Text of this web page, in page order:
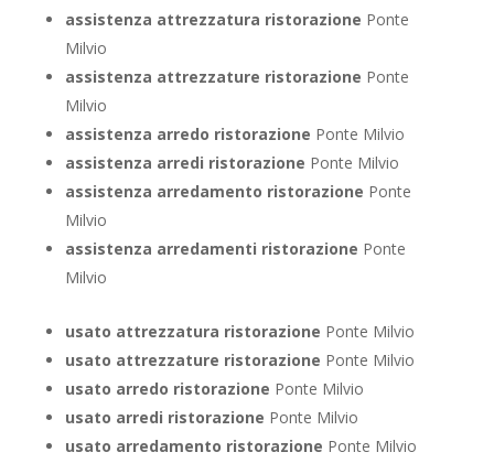
assistenza attrezzatura ristorazione Ponte
Milvio
assistenza attrezzature ristorazione Ponte
Milvio
assistenza arredo ristorazione Ponte Milvio
assistenza arredi ristorazione Ponte Milvio
assistenza arredamento ristorazione Ponte
Milvio
assistenza arredamenti ristorazione Ponte
Milvio
usato attrezzatura ristorazione Ponte Milvio
usato attrezzature ristorazione Ponte Milvio
usato arredo ristorazione Ponte Milvio
usato arredi ristorazione Ponte Milvio
usato arredamento ristorazione Ponte Milvio